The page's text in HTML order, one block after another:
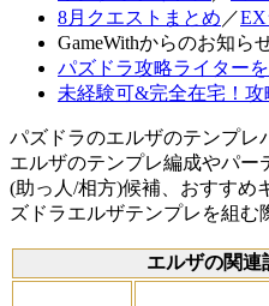
8月クエストまとめ ／EX
GameWithからのお知ら
パズドラ攻略ライター
未経験可&完全在宅！攻
パズドラのエルザのテンプレ
エルザのテンプレ編成やパー
(助っ人/相方)候補、おすすめ
ズドラエルザテンプレを組む
エルザの関連